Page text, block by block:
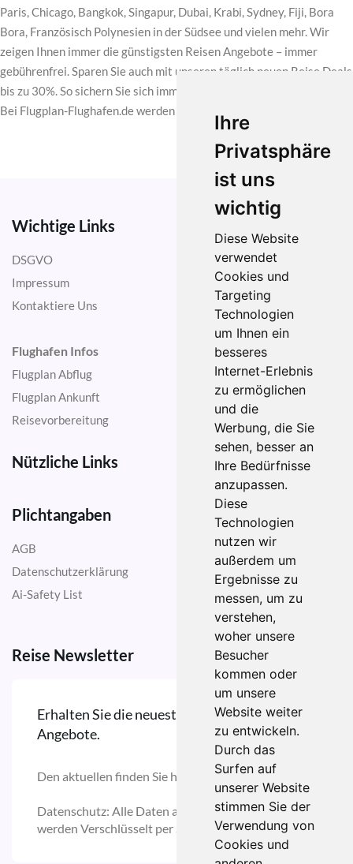
Ihre
Privatsphäre
ist uns
wichtig
Diese Website
verwendet
Cookies und
Targeting
Technologien
um Ihnen ein
besseres
Internet-Erlebnis
zu ermöglichen
und die
Werbung, die Sie
sehen, besser an
Ihre Bedürfnisse
anzupassen.
Diese
Technologien
nutzen wir
außerdem um
Ergebnisse zu
messen, um zu
verstehen,
woher unsere
Besucher
kommen oder
um unsere
Website weiter
zu entwickeln.
Durch das
Surfen auf
unserer Website
stimmen Sie der
Verwendung von
Cookies und
Paris, Chicago, Bangkok, Singapur, Dubai, Krabi, Sydney, Fiji, Bora
Bora, Französisch Polynesien in der Südsee und vielen mehr. Wir
zeigen Ihnen immer die günstigsten Reisen Angebote – immer
gebührenfrei. Sparen Sie auch mit unseren täglich neuen Reise Deals
bis zu 30%. So sichern Sie sich immer günstige Hotels für Ihre Reise.
Bei Flugplan-Flughafen.de werden Sie Ihr Reise finden.
Wichtige Links
DSGVO
Impressum
Kontaktiere Uns
Flughafen Infos
Flugplan Abflug
Flugplan Ankunft
Reisevorbereitung
Nützliche Links
Plichtangaben
AGB
Datenschutzerklärung
Ai-Safety List
Reise Newsletter
Erhalten Sie die neuesten Reise Updates und
Angebote.
Den aktuellen finden Sie hier:
Datenschutz: Alle Daten auf unserer Domain
werden Verschlüsselt per SSL versendet.